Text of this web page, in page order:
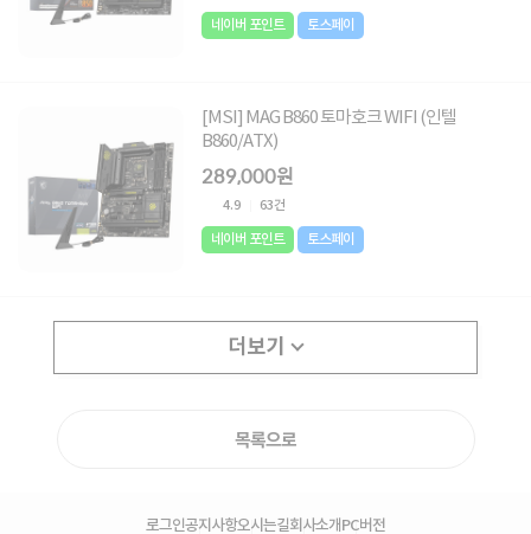
네이버 포인트 토스페이
[MSI] MAG B860 토마호크 WIFI (인텔
B860/ATX)
289,000원
4.9 63건
네이버 포인트 토스페이
더보기
목록으로
로그인공지사항오시는길회사소개PC버전